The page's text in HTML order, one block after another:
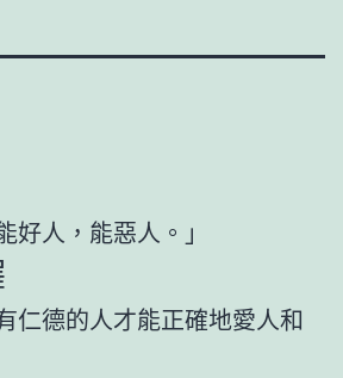
好人，能惡人。」
仁德的人才能正確地愛人和